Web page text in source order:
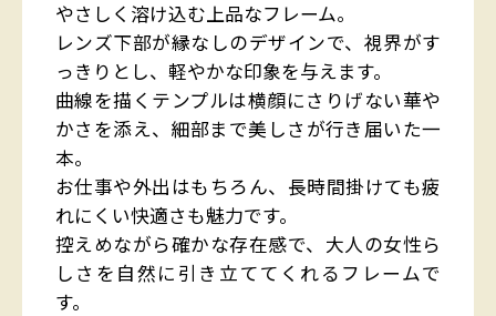
やさしく溶け込む上品なフレーム。
レンズ下部が縁なしのデザインで、視界がす
っきりとし、軽やかな印象を与えます。
曲線を描くテンプルは横顔にさりげない華や
かさを添え、細部まで美しさが行き届いた一
本。
お仕事や外出はもちろん、長時間掛けても疲
れにくい快適さも魅力です。
控えめながら確かな存在感で、大人の女性ら
しさを自然に引き立ててくれるフレームで
す。